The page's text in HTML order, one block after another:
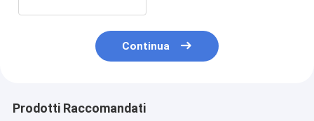
Continua
Prodotti Raccomandati